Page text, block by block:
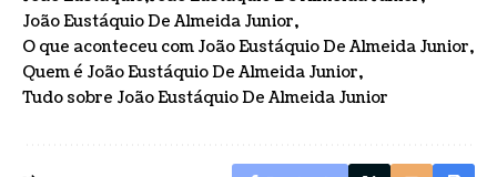
João Eustáquio De Almeida Junior
O que aconteceu com João Eustáquio De Almeida Junior
Quem é João Eustáquio De Almeida Junior
Tudo sobre João Eustáquio De Almeida Junior